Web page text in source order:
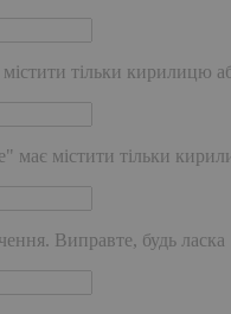
тільки кирилицю
має містити тільки
Виправте, будь ласка